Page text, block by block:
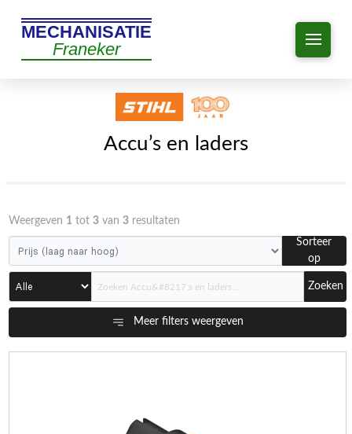
MECHANISATIE
Franeker
Accu’s en laders
Weergeven 1tot 3van 3resultaten
Sorteer
op
Zoeken
Meer filters weergeven